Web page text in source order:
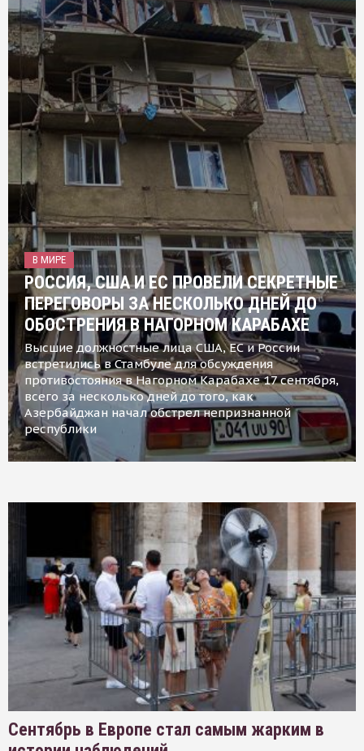
В МИРЕ
РОССИЯ, США И ЕС ПРОВЕЛИ СЕКРЕТНЫЕ
ПЕРЕГОВОРЫ ЗА НЕСКОЛЬКО ДНЕЙ ДО
ОБОСТРЕНИЯ В НАГОРНОМ КАРАБАХЕ
Высшие должностные лица США, ЕС и России
встретились в Стамбуле для обсуждения
противостояния в Нагорном Карабахе 17 сентября,
всего за несколько дней до того, как
Азербайджан начал обстрел непризнанной
республики
Сентябрь в Европе стал самым жарким в